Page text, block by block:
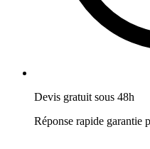
Devis gratuit sous 48h
Réponse rapide garantie